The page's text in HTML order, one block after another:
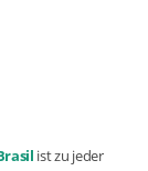
ist zu jeder